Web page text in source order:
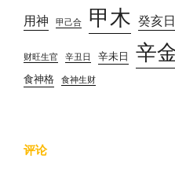
用神 甲己合 甲木 癸亥日
财旺生官 辛丑日 辛未日 辛
食神格 食神生财
评论